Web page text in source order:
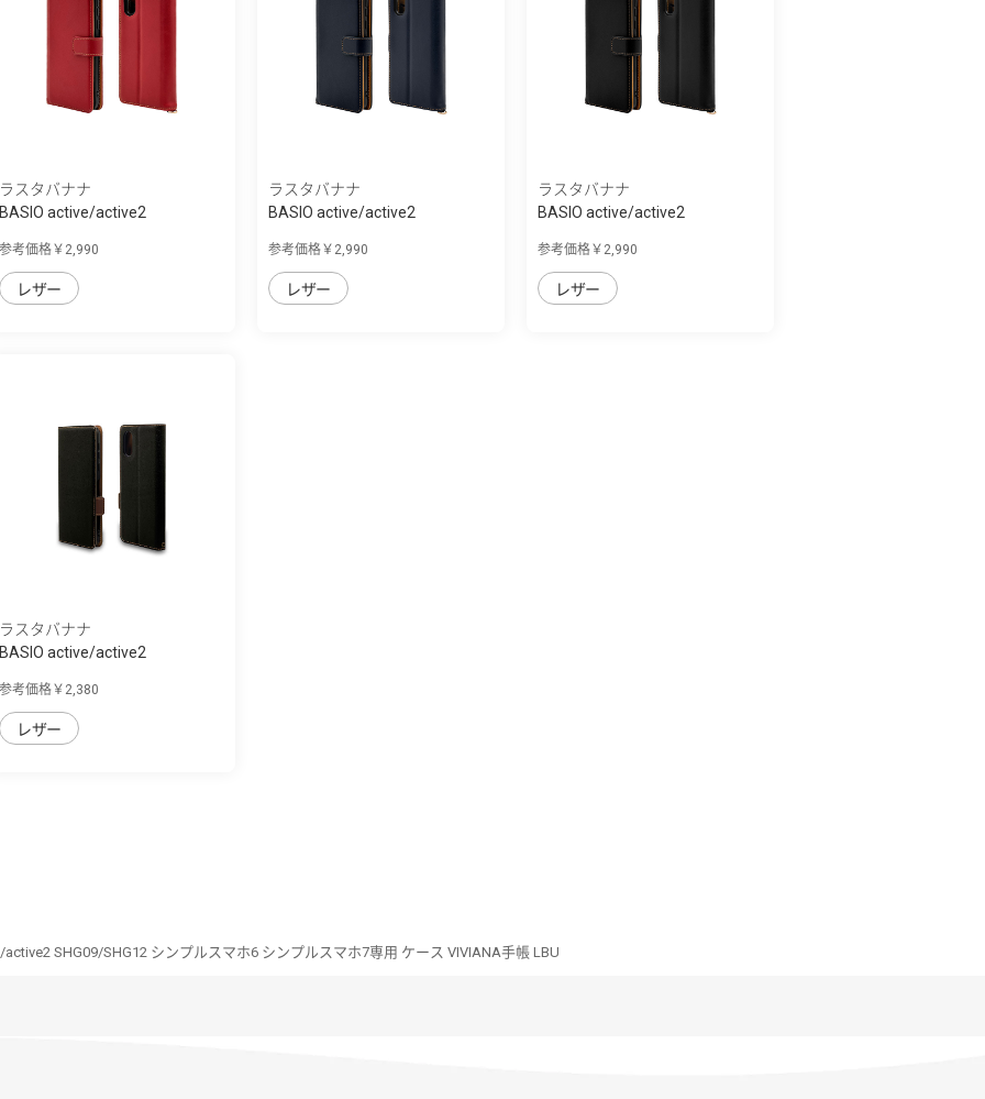
ラスタバナナ
BASIO active/active2
参考価格￥2,990
レザー
ラスタバナナ
BASIO active/active2
参考価格￥2,990
レザー
ラスタバナナ
BASIO active/active2
参考価格￥2,990
レザー
ラスタバナナ
BASIO active/active2
参考価格￥2,380
レザー
active2 SHG09/SHG12 シンプルスマホ6 シンプルスマホ7専用 ケース VIVIANA手帳 LBU